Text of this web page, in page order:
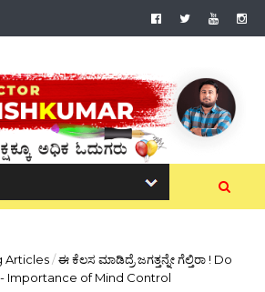
Articles/ಈ ಕೆಲಸ ಮಾಡಿದ್ರೆ ಜಗತ್ತನ್ನೇ ಗೆಲ್ತಿರಾ ! Do
Importance of Mind Control